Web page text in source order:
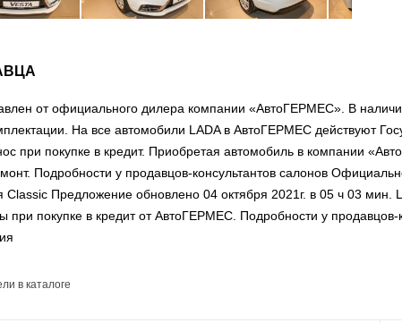
от официального дилера компании «АвтоГЕРМЕС». В
На все автомобили LADA в АвтоГЕРМЕС действуют
при покупке в кредит. Приобретая автомобиль в компании
Подробности у продавцов-консультантов салонов
Предложение обновлено 04 октября 2021г. в 05 ч 03 мин.
покупке в кредит от АвтоГЕРМЕС. Подробности у продавцов-
в каталоге